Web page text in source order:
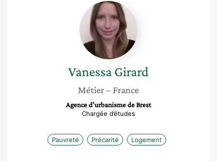
Vanessa
Girard
VanessaGirard
Métier– France
Agence d’urbanisme de Brest
Chargée d’études
Pauvreté Précarité Logement